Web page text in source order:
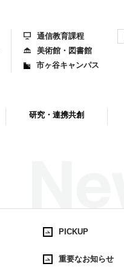
通信教育課程
美術館・図書館
市ヶ谷キャンパス
研究・連携共創
PICKUP
重要なお知らせ